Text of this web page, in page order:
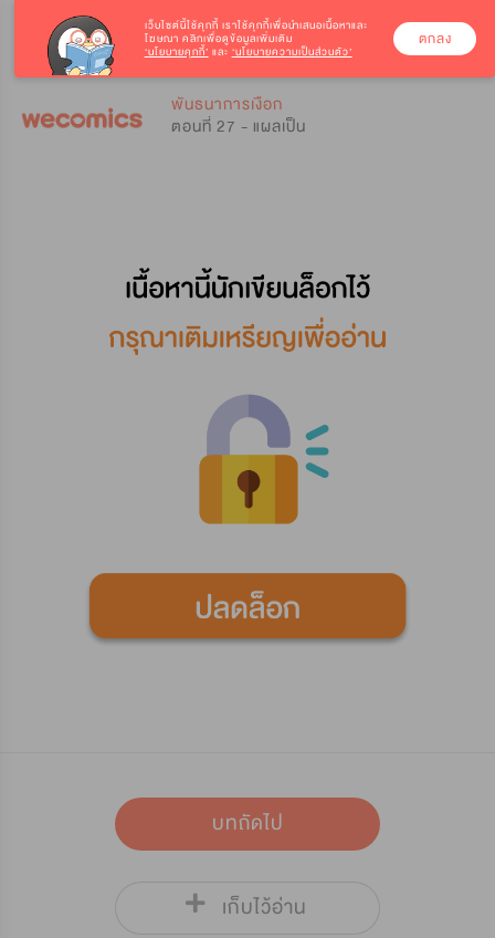
พันธนาการเงือก
ตอนที่ 27 - แผลเป็น
บทถัดไป
เก็บไว้อ่าน
เว็บไซต์นี้ใช้คุกกี้ เราใช้คุกกี้เพื่อนำเสนอเนื้อหาและ
โฆษณา คลิกเพื่อดูข้อมูลเพิ่มเติม
‘นโยบายคุกกี้’ และ ‘นโยบายความเป็นส่วนตัว’
ตกลง